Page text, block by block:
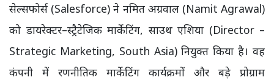
सेल्सफोर्स (Salesforce) ने नमित अग्रवाल (Namit Agrawal)
को डायरेक्टर–स्ट्रैटेजिक मार्केटिंग, साउथ एशिया (Director –
Strategic Marketing, South Asia) नियुक्त किया है। वह
कंपनी में रणनीतिक मार्केटिंग कार्यक्रमों और बड़े प्रोग्राम